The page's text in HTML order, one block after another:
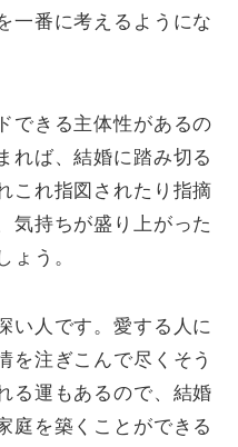
一番に考えるようにな
できる主体性があるの
れば、結婚に踏み切る
これ指図されたり指摘
気持ちが盛り上がった
ょう。
い人です。愛する人に
を注ぎこんで尽くそう
る運もあるので、結婚
庭を築くことができる